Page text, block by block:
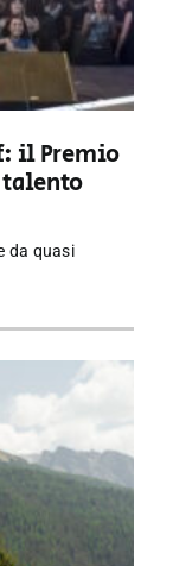
il Premio
talento
da quasi